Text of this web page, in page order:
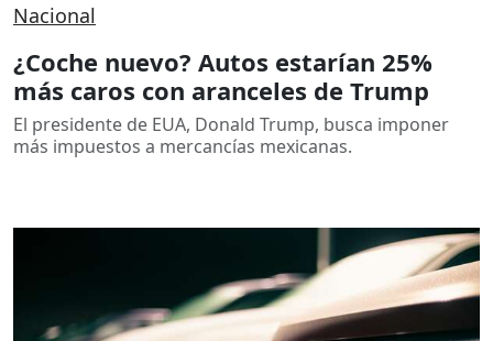
Nacional
¿Coche nuevo? Autos estarían 25%
más caros con aranceles de Trump
El presidente de EUA, Donald Trump, busca imponer
más impuestos a mercancías mexicanas.